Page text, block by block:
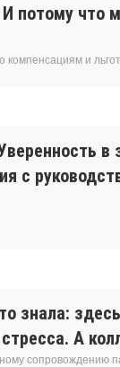
потому что
компенсациям и
с
знала:
А
сопровождению